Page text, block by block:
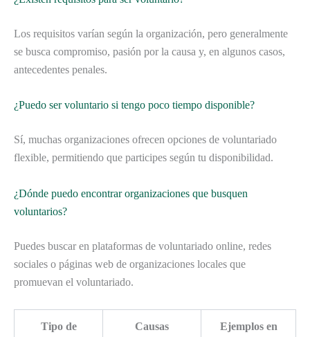
Los requisitos varían según la organización, pero generalmente
se busca compromiso, pasión por la causa y, en algunos casos,
antecedentes penales.
¿Puedo ser voluntario si tengo poco tiempo disponible?
Sí, muchas organizaciones ofrecen opciones de voluntariado
flexible, permitiendo que participes según tu disponibilidad.
¿Dónde puedo encontrar organizaciones que busquen
voluntarios?
Puedes buscar en plataformas de voluntariado online, redes
sociales o páginas web de organizaciones locales que
promuevan el voluntariado.
Tipo de
Causas
Ejemplos en